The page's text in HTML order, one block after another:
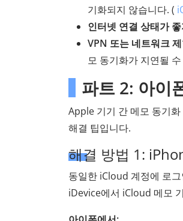
기화되지 않습니다. (
인터넷 연결 상태가
VPN 또는 네트워크
모 동기화가 지연될
파트 2: 아이
Apple 기기 간 메모 동기
해결 팁입니다.
해결 방법 1:
동일한 iCloud 계정에 로
iDevice에서 iCloud 메모